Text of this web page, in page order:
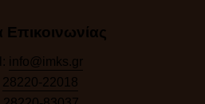
Επικοινωνίας
info@imks.gr
28220-22018